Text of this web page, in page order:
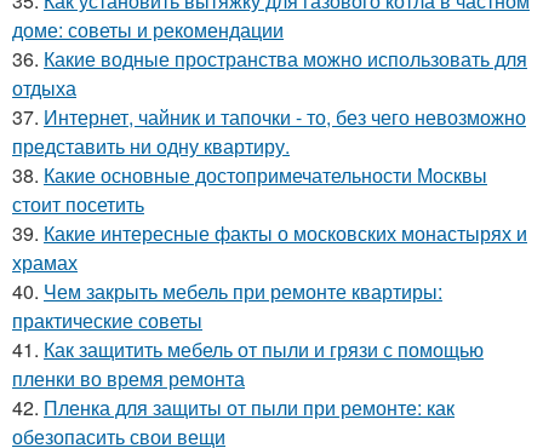
доме: советы и рекомендации
36. Какие водные пространства можно использовать для
отдыха
37. Интернет, чайник и тапочки - то, без чего невозможно
представить ни одну квартиру.
38. Какие основные достопримечательности Москвы
стоит посетить
39. Какие интересные факты о московских монастырях и
храмах
40. Чем закрыть мебель при ремонте квартиры:
практические советы
41. Как защитить мебель от пыли и грязи с помощью
пленки во время ремонта
42. Пленка для защиты от пыли при ремонте: как
обезопасить свои вещи